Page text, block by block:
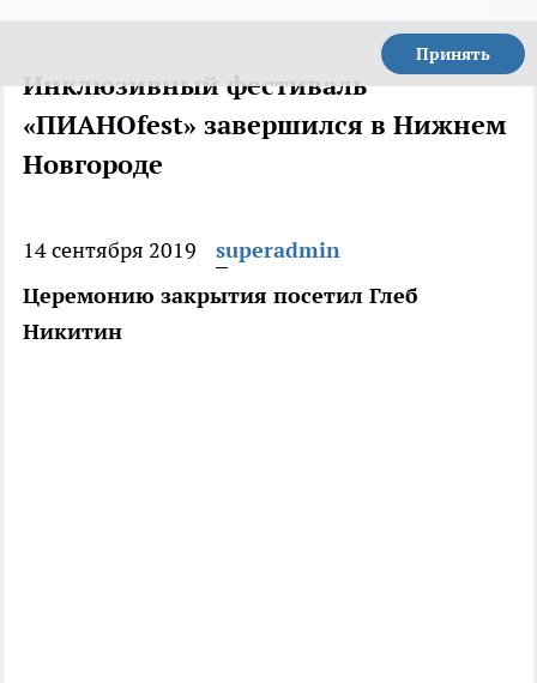
Принять
Инклюзивный фестиваль
«ПИАНОfest» завершился в Нижнем
Новгороде
14 сентября 2019
superadmin
Церемонию закрытия посетил Глеб
Никитин